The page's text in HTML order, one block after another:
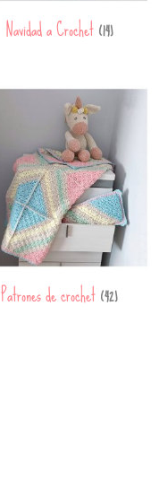
Navidad a Crochet(14)
Patrones de crochet(42)